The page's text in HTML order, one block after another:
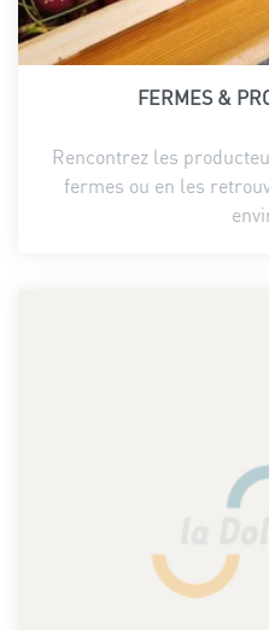
FERMES &
Rencontrez les
fermes ou en les